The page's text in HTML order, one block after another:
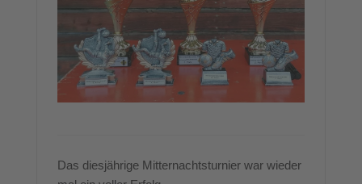
Das diesjährige Mitternachtsturnier war wieder